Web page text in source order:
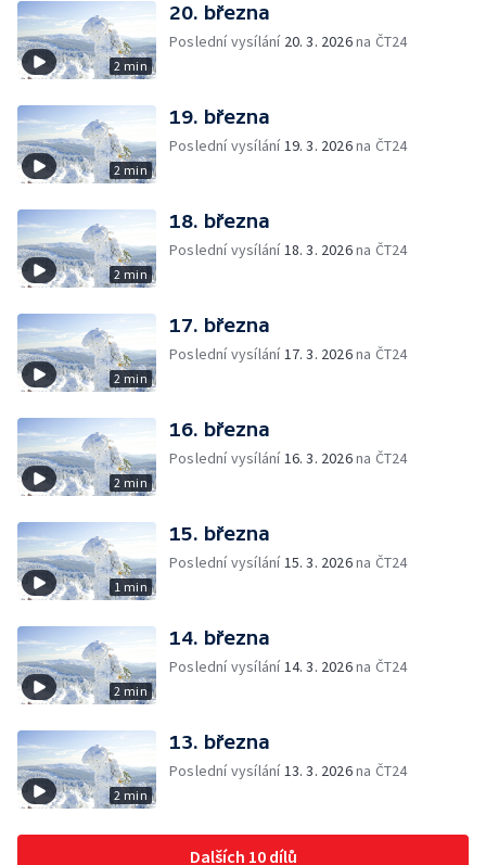
2 min
20. března
Poslední vysílání 20. 3. 2026na ČT24
2 min
19. března
Poslední vysílání19. 3. 2026na ČT24
2 min
18. března
Poslední vysílání18. 3. 2026na ČT24
2 min
17. března
Poslední vysílání17. 3. 2026na ČT24
2 min
16. března
Poslední vysílání16. 3. 2026na ČT24
1 min
15. března
Poslední vysílání15. 3. 2026na ČT24
2 min
14. března
Poslední vysílání14. 3. 2026na ČT24
2 min
13. března
Poslední vysílání13. 3. 2026na ČT24
Dalších 10 dílů